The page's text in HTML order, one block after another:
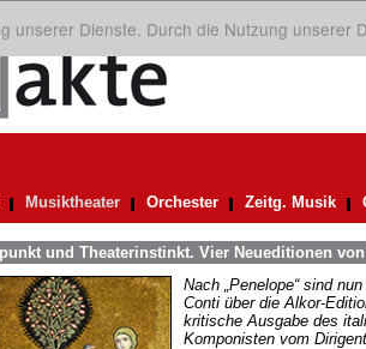
unserer Dienste. Durch die Nutzung
Musiktheater Orchester Zeitg. Musik
und Theaterinstinkt. Vier Neueditionen
Nach „Penelope“ sind
Conti über die Alkor-
kritische Ausgabe des
Komponisten vom